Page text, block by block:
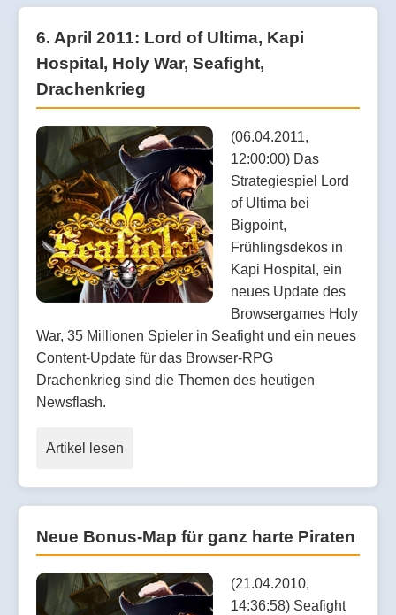
6. April 2011: Lord of Ultima, Kapi
Hospital, Holy War, Seafight,
Drachenkrieg
(06.04.2011,
12:00:00) Das
Strategiespiel Lord
of Ultima bei
Bigpoint,
Frühlingsdekos in
Kapi Hospital, ein
neues Update des
Browsergames Holy
War, 35 Millionen Spieler in Seafight und ein neues
Content-Update für das Browser-RPG
Drachenkrieg sind die Themen des heutigen
Newsflash.
Artikel lesen
Neue Bonus-Map für ganz harte Piraten
(21.04.2010,
14:36:58) Seafight